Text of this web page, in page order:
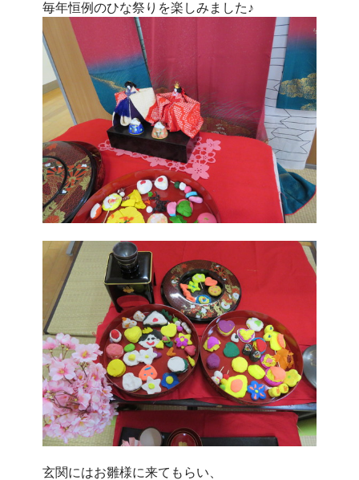
毎年恒例のひな祭りを楽しみました♪
玄関にはお雛様に来てもらい、